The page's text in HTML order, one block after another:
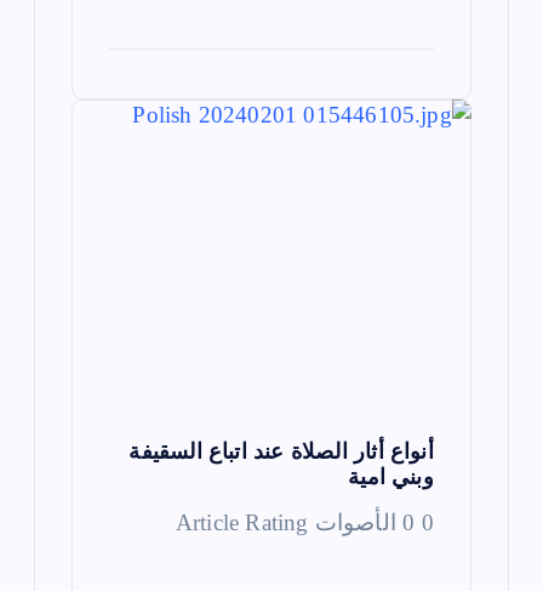
أنواع أثار الصلاة عند اتباع السقيفة
وبني امية
0 0 الأصوات Article Rating